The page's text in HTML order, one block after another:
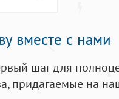
вместе с нами
шаг для
придагаемые на